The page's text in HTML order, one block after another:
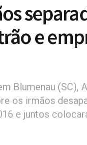
e
Blumenau (SC),
os irmãos
e juntos